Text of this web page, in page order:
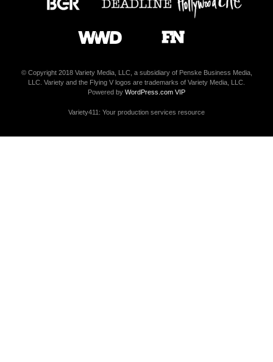
© Copyright 2018 Variety Media, LLC, a subsidiary of Penske Business Media,
LLC. Variety and the Flying V logos are trademarks of Variety Media, LLC.
Powered by WordPress.com VIP
Variety411: Your production services resource